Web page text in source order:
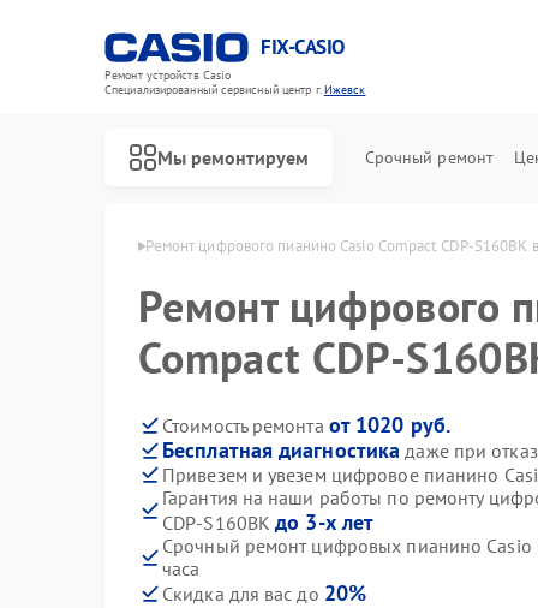
FIX-CASIO
Ремонт устройств Casio
Специализированный cервисный центр г.Ижевск
Мы ремонтируем Срочный ремонт
Ремонт цифрового пианино Casio Compact CDP-S160BK
Ремонт цифрового
Compact CDP-
Стоимость ремонта от 1020 руб.
Бесплатная диагностика даже при
Привезем и увезем цифровое пианино
Гарантия на наши работы по ремонту
CDP-S160BKдо 3-х лет
Срочный ремонт цифровых пианино Casio
часа
Скидка для вас до 20%